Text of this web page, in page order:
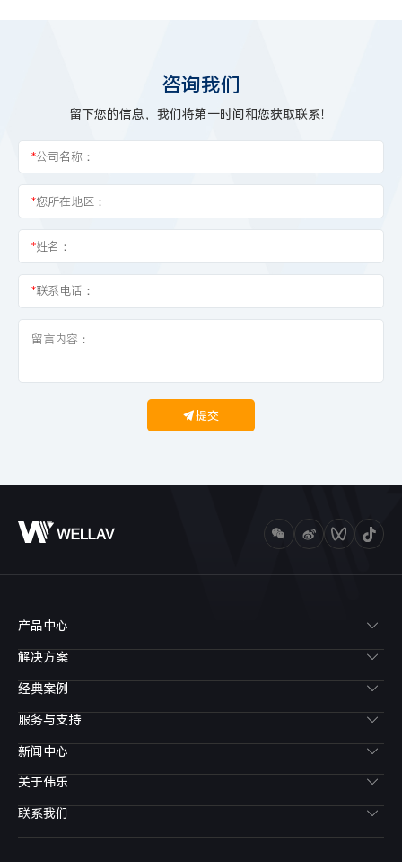
咨询我们
留下您的信息，我们将第一时间和您获取联系！
*公司名称：
*您所在地区：
*姓名：
*联系电话：
提交
产品中心
解决方案
经典案例
服务与支持
新闻中心
关于伟乐
联系我们